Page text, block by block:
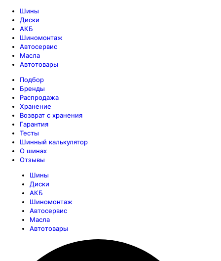
Шины
Диски
АКБ
Шиномонтаж
Автосервис
Масла
Автотовары
Подбор
Бренды
Распродажа
Хранение
Возврат с хранения
Гарантия
Тесты
Шинный калькулятор
О шинах
Отзывы
Шины
Диски
АКБ
Шиномонтаж
Автосервис
Масла
Автотовары